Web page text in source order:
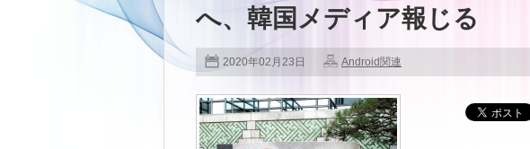
へ、韓国メディア報じる
2020年02月23日 Android関連